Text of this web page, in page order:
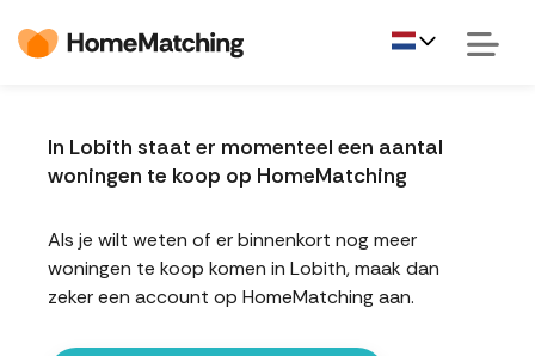
In Lobith staat er momenteel een aantal
woningen te koop op HomeMatching
Als je wilt weten of er binnenkort nog meer
woningen te koop komen in Lobith, maak dan
zeker een account op HomeMatching aan.